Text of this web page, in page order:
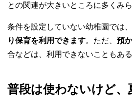
との関連が大きいところに多くみ
条件を設定していない幼稚園では、
り保育を利用できます。ただ、 預
合などは、利用できないこともある
普段は使わないけど、